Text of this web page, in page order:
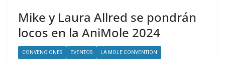
Mike y Laura Allred se pondrán
locos en la AniMole 2024
CONVENCIONES EVENTOS LA MOLE CONVENTION